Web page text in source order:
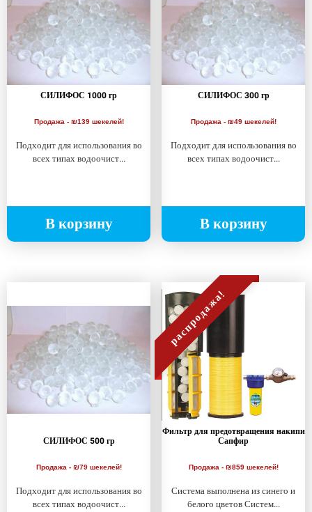
СИЛИФОС 1000 гр
Продажа - ₪139 шекелей!
Подходит для использования во
всех типах водоочист...
В корзину
СИЛИФОС 300 гр
Продажа - ₪49 шекелей!
Подходит для использования во
всех типах водоочист...
В корзину
СИЛИФОС 500 гр
Продажа - ₪79 шекелей!
Подходит для использования во
всех типах водоочист...
распродажа!
Фильтр для предотвращения накипи
Сапфир
Продажа - ₪859 шекелей!
Система выполнена из синего и
белого цветов Систем...